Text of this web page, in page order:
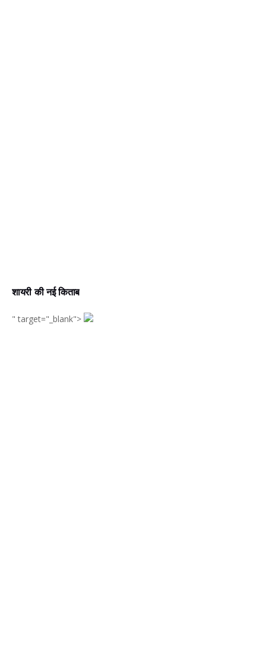
शायरी की नई किताब
" target="_blank">